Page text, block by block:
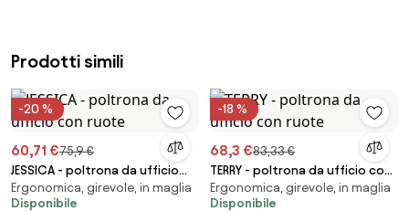
Prodotti simili
-20 %
60,71 €75,9 €
JESSICA - poltrona da ufficio
con ruote
Ergonomica, girevole, in maglia
Disponibile
-18 %
68,3 €83,33 €
TERRY - poltrona da ufficio con
ruote
Ergonomica, girevole, in maglia
Disponibile